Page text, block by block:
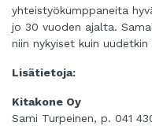
yhteistyökumppaneita
jo 30 vuoden ajalta.
niin nykyiset kuin
Lisätietoja:
Kitakone Oy
Sami Turpeinen, p. 041